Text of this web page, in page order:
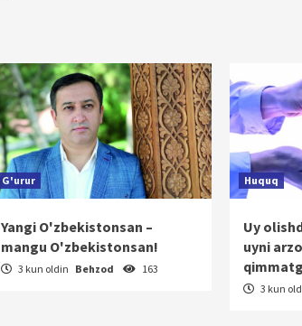
G'urur
Yangi O'zbekistonsan –
mangu O'zbekistonsan!
3 kun oldin Behzod 163
Huquq
Uy
uyni
3 kun